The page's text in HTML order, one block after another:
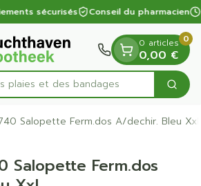
sécurisés Conseil du pharmacien
plaies et des bandages
0 articles
0,00 €
0
Salopette Ferm.dos A/dechir. Bleu Xxl
Salopette Ferm.dos